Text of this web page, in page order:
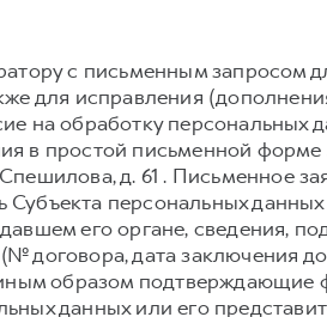
с письменным
для исправления
на обработку
в простой письменной
Спешилова, д. 61 . Письменное
персональных
его органе, сведения,
договора, дата заключения
образом
данных или его